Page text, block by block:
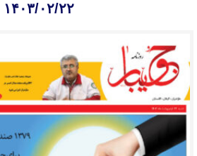
۱۴۰۳/۰۲/۲۲